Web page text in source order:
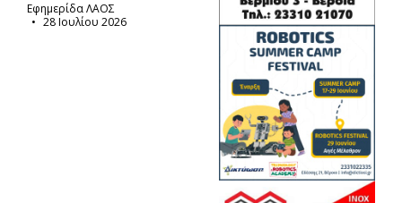
Εφημερίδα ΛΑΟΣ
28 Ιουλίου 2026